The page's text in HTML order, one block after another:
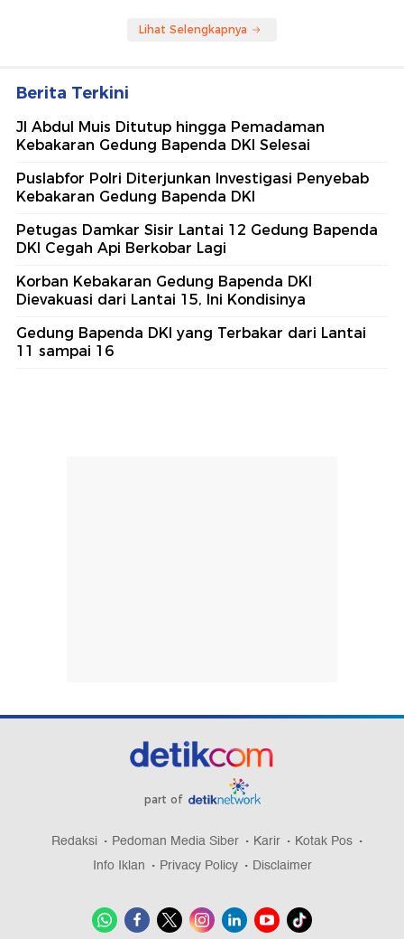
Lihat Selengkapnya
Berita Terkini
Jl Abdul Muis Ditutup hingga Pemadaman
Kebakaran Gedung Bapenda DKI Selesai
Puslabfor Polri Diterjunkan Investigasi Penyebab
Kebakaran Gedung Bapenda DKI
Petugas Damkar Sisir Lantai 12 Gedung Bapenda
DKI Cegah Api Berkobar Lagi
Korban Kebakaran Gedung Bapenda DKI
Dievakuasi dari Lantai 15, Ini Kondisinya
Gedung Bapenda DKI yang Terbakar dari Lantai
11 sampai 16
part of
Redaksi Pedoman Media Siber Karir
Kotak Pos
Info Iklan
Privacy Policy Disclaimer